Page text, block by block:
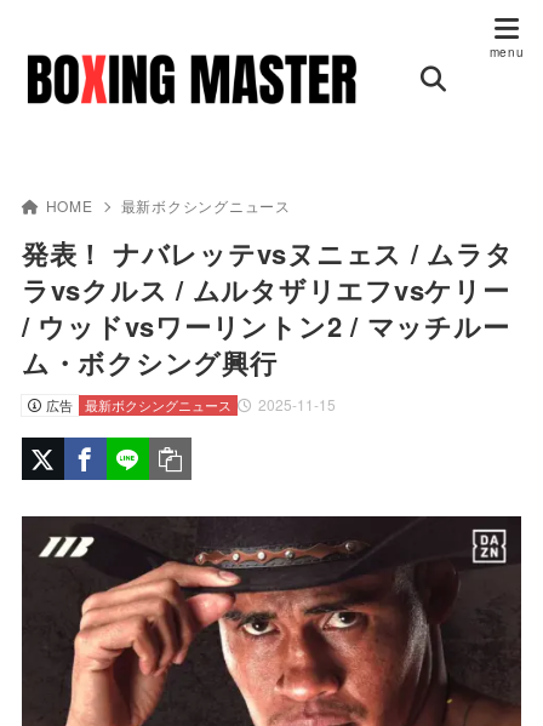
HOME 最新ボクシングニュース
発表！ ナバレッテvsヌニェス / ムラタ
ラvsクルス / ムルタザリエフvsケリー
/ ウッドvsワーリントン2 / マッチルー
ム・ボクシング興行
広告 2025-11-15
最新ボクシングニュース